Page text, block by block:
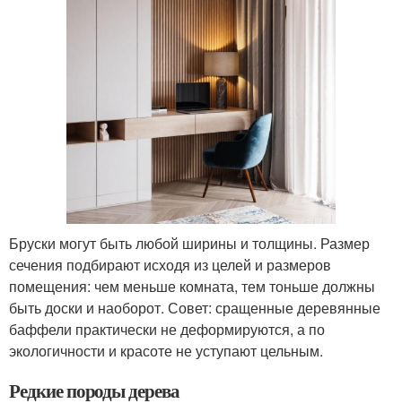
Бруски могут быть любой ширины и толщины. Размер
сечения подбирают исходя из целей и размеров
помещения: чем меньше комната, тем тоньше должны
быть доски и наоборот. Совет: сращенные деревянные
баффели практически не деформируются, а по
экологичности и красоте не уступают цельным.
Редкие породы дерева